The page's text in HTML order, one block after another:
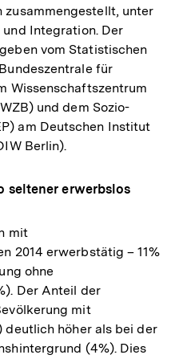
unter
Integration. Der
vom Statistischen
für
Wissenschaftszentrum
und dem Sozio-
am Deutschen Institut
Berlin).
seltener erwerbslos
mit
2014 erwerbstätig – 11%
ohne
Der Anteil der
mit
höher als bei der
(4%). Dies